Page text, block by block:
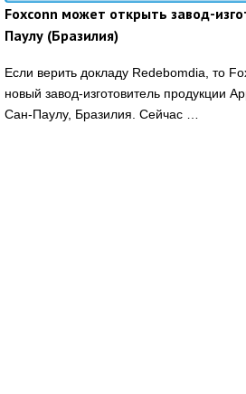
Foxconn может открыть завод-
Паулу (Бразилия)
Если верить докладу Redebomdia, то
новый завод-изготовитель продукции
Сан-Паулу, Бразилия. Сейчас …